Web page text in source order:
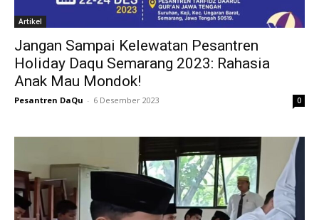
Artikel
Jangan Sampai Kelewatan Pesantren
Holiday Daqu Semarang 2023: Rahasia
Anak Mau Mondok!
Pesantren DaQu - 6 Desember 2023 0